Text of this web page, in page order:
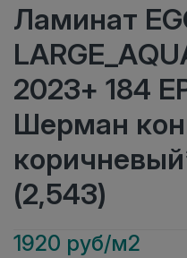
Ламинат
2023+ 184
Шерман
(2,543)
1920 руб/м2